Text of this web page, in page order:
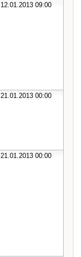
12.01.2013 09:00
21.01.2013 00:00
21.01.2013 00:00